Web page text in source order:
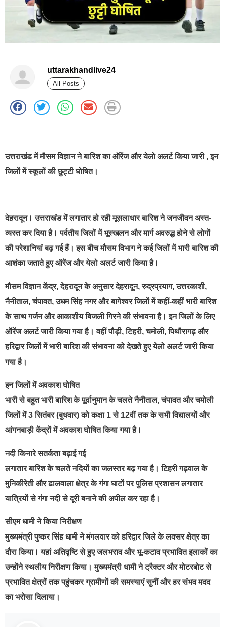
uttarakhandlive24
All Posts
उत्तराखंड में मौसम विज्ञान ने बारिश का ऑरेंज और येलो अलर्ट किया जारी , इन
जिलों में स्कूलों की छुट्टी घोषित।
देहरादून। उत्तराखंड में लगातार हो रही मूसलाधार बारिश ने जनजीवन अस्त-
व्यस्त कर दिया है। पर्वतीय जिलों में भूस्खलन और मार्ग अवरुद्ध होने से लोगों
की परेशानियां बढ़ गई हैं। इस बीच मौसम विभाग ने कई जिलों में भारी बारिश की
आशंका जताते हुए ऑरेंज और येलो अलर्ट जारी किया है।
मौसम विज्ञान केंद्र, देहरादून के अनुसार देहरादून, रुद्रप्रयाग, उत्तरकाशी,
नैनीताल, चंपावत, उधम सिंह नगर और बागेश्वर जिलों में कहीं-कहीं भारी बारिश
के साथ गर्जन और आकाशीय बिजली गिरने की संभावना है। इन जिलों के लिए
ऑरेंज अलर्ट जारी किया गया है। वहीं पौड़ी, टिहरी, चमोली, पिथौरागढ़ और
हरिद्वार जिलों में भारी बारिश की संभावना को देखते हुए येलो अलर्ट जारी किया
गया है।
इन जिलों में अवकाश घोषित
भारी से बहुत भारी बारिश के पूर्वानुमान के चलते नैनीताल, चंपावत और चमोली
जिलों में 3 सितंबर (बुधवार) को कक्षा 1 से 12वीं तक के सभी विद्यालयों और
आंगनबाड़ी केंद्रों में अवकाश घोषित किया गया है।
नदी किनारे सतर्कता बढ़ाई गई
लगातार बारिश के चलते नदियों का जलस्तर बढ़ गया है। टिहरी गढ़वाल के
मुनिकीरेती और ढालवाला क्षेत्र के गंगा घाटों पर पुलिस प्रशासन लगातार
यात्रियों से गंगा नदी से दूरी बनाने की अपील कर रहा है।
सीएम धामी ने किया निरीक्षण
मुख्यमंत्री पुष्कर सिंह धामी ने मंगलवार को हरिद्वार जिले के लक्सर क्षेत्र का
दौरा किया। यहां अतिवृष्टि से हुए जलभराव और भू-कटाव प्रभावित इलाकों का
उन्होंने स्थलीय निरीक्षण किया। मुख्यमंत्री धामी ने ट्रैक्टर और मोटरबोट से
प्रभावित क्षेत्रों तक पहुंचकर ग्रामीणों की समस्याएं सुनीं और हर संभव मदद
का भरोसा दिलाया।